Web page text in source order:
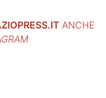
ANCHE